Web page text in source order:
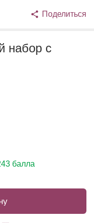
Поделиться
набор с
балла